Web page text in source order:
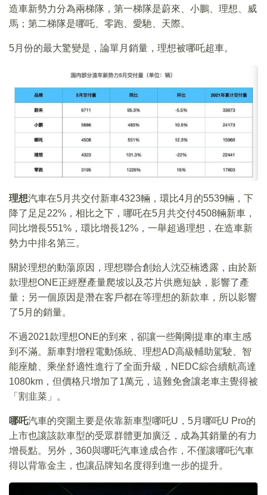
造車新勢力分為兩梯隊，第一梯隊是蔚來、小鵬、理想、威
馬；第二梯隊是哪吒、零跑、愛馳、天際。
5月份的最大驚變是，論單月銷量，理想被哪吒超車。
理想汽車在5月共交付新車4323輛，環比4月的5539輛，下
降了足足22%，相比之下，哪吒在5月共交付4508輛新車，
同比增長551%，環比增長12%，一舉超過理想，在造車新
勢力中排名第三。
關於理想的動蕩原因，理想聯合創始人沈亞楠透露，由於新
款理想ONE正經歷產量爬坡以及芯片供應短缺，影響了產
量；另一個原因是潛在客戶都在等理想的新款車，所以影響
了5月的銷量。
不過2021款理想ONE的到來，卻讓一些剛剛提車的車主感
到不滿。新車對增程電動係統、理想AD高級輔助駕駛、智
能座艙、乘坐舒適性進行了全面升級，NEDC綜合續航高達
1080km，但價格只增加了1萬元，這難免會讓老車主覺得被
「割韭菜」。
哪吒汽車的突圍主要是依靠新車型哪吒U，5月哪吒U Pro的
上市也讓該款車型的受眾群體更加廣泛，成為其銷量的有力
增長點。另外，360與哪吒汽車達成合作，不僅讓哪吒汽車
得以背靠金主，也讓品牌知名度得到進一步的提升。